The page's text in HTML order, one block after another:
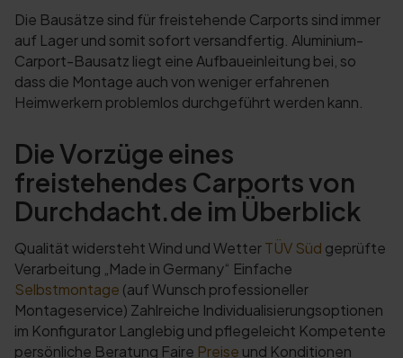
Die Bausätze sind für freistehende Carports sind immer
auf Lager und somit sofort versandfertig. Aluminium-
Carport-Bausatz liegt eine Aufbaueinleitung bei, so
dass die Montage auch von weniger erfahrenen
Heimwerkern problemlos durchgeführt werden kann.
Die Vorzüge eines
freistehendes Carports von
Durchdacht.de im Überblick
Qualität widersteht Wind und WetterTÜV Süd geprüfte
Verarbeitung „Made in Germany“ Einfache
Selbstmontage (auf Wunsch professioneller
Montageservice) Zahlreiche Individualisierungsoptionen
im Konfigurator Langlebig und pflegeleicht Kompetente
persönliche Beratung Faire Preise und Konditionen